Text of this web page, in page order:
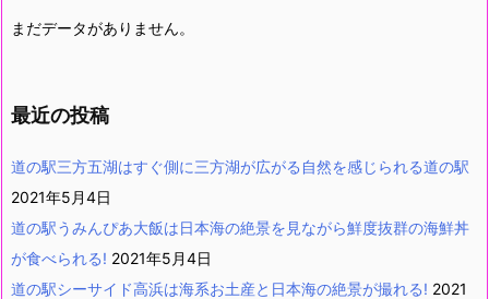
まだデータがありません。
最近の投稿
道の駅三方五湖はすぐ側に三方湖が広がる自然を感じられる道の駅
2021年5月4日
道の駅うみんぴあ大飯は日本海の絶景を見ながら鮮度抜群の海鮮丼
が食べられる! 2021年5月4日
道の駅シーサイド高浜は海系お土産と日本海の絶景が撮れる! 2021